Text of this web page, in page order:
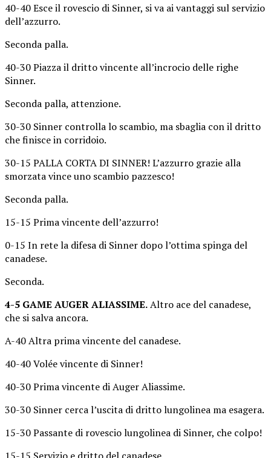
40-40 Esce il rovescio di Sinner, si va ai vantaggi sul servizio
dell’azzurro.
Seconda palla.
40-30 Piazza il dritto vincente all’incrocio delle righe
Sinner.
Seconda palla, attenzione.
30-30 Sinner controlla lo scambio, ma sbaglia con il dritto
che finisce in corridoio.
30-15 PALLA CORTA DI SINNER! L’azzurro grazie alla
smorzata vince uno scambio pazzesco!
Seconda palla.
15-15 Prima vincente dell’azzurro!
0-15 In rete la difesa di Sinner dopo l’ottima spinga del
canadese.
Seconda.
4-5 GAME AUGER ALIASSIME.Altro ace del canadese,
che si salva ancora.
A-40 Altra prima vincente del canadese.
40-40 Volée vincente di Sinner!
40-30 Prima vincente di Auger Aliassime.
30-30 Sinner cerca l’uscita di dritto lungolinea ma esagera.
15-30 Passante di rovescio lungolinea di Sinner, che colpo!